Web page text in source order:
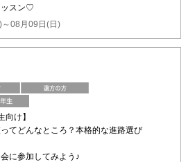
ッスン♡
08月09日(日)
向け】
てどんなところ？本格的な進路選び
に参加してみよう♪